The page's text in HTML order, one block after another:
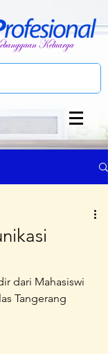
dari Mahasiswi
Tangerang